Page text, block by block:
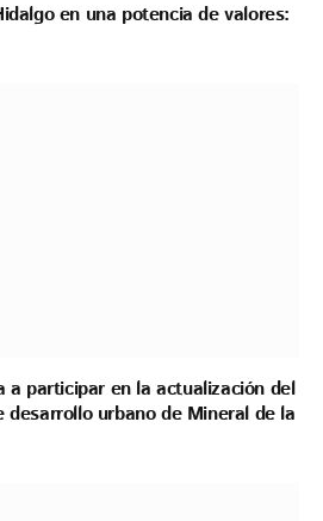
en una potencia de valores:
a participar en la actualización del
desarrollo urbano de Mineral de la